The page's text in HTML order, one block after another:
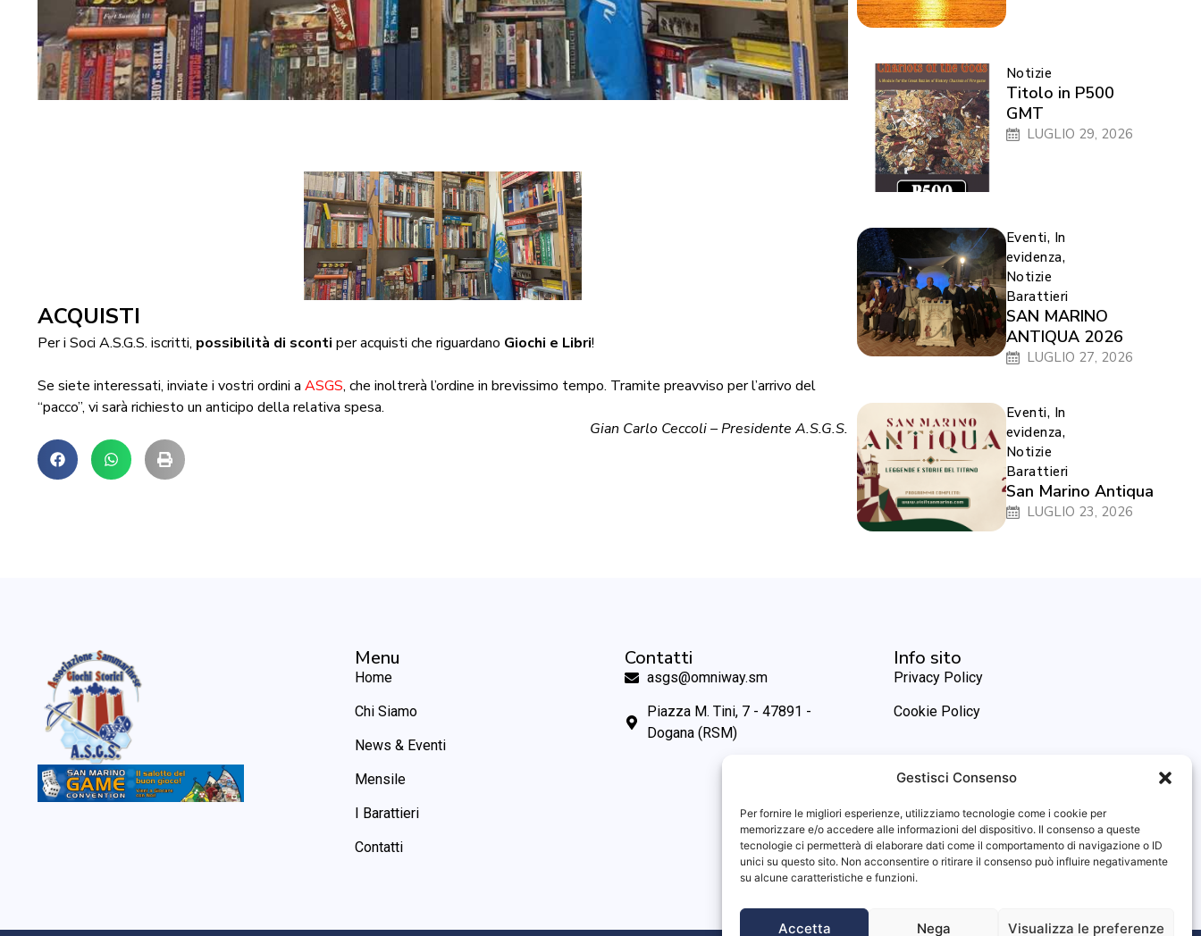
Gestisci Consenso
Per fornire le migliori esperienze, utilizziamo tecnologie come i cookie per
memorizzare e/o accedere alle informazioni del dispositivo. Il consenso a queste
tecnologie ci permetterà di elaborare dati come il comportamento di navigazione o ID
unici su questo sito. Non acconsentire o ritirare il consenso può influire negativamente
su alcune caratteristiche e funzioni.
Accetta Nega Visualizza le preferenze
ACQUISTI
Per i Soci A.S.G.S. iscritti, possibilità di sconti per acquisti che riguardano Giochi e Libri!
Se siete interessati, inviate i vostri ordini a ASGS, che inoltrerà l’ordine in brevissimo tempo. Tramite preavviso per l’arrivo del
“pacco”, vi sarà richiesto un anticipo della relativa spesa.
Gian Carlo Ceccoli – Presidente A.S.G.S.
Notizie
Titolo in P500
GMT
LUGLIO 29, 2026
Eventi, In
evidenza,
Notizie
Barattieri
SAN MARINO
ANTIQUA 2026
LUGLIO 27, 2026
Eventi, In
evidenza,
Notizie
Barattieri
San Marino Antiqua
LUGLIO 23, 2026
Menu
Home
Chi Siamo
News & Eventi
Mensile
I Barattieri
Contatti
Contatti
asgs@omniway.sm
Piazza M. Tini, 7 - 47891 -
Dogana (RSM)
Info sito
Privacy Policy
Cookie Policy